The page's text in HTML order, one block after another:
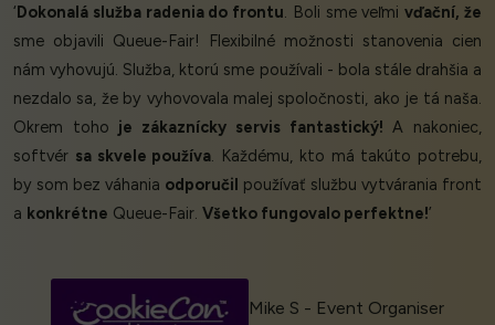
‘ Dokonalá služba radenia do frontu. Boli sme veľmivďační, že
sme objavili Queue-Fair! Flexibilné možnosti stanovenia cien
nám vyhovujú. Služba, ktorú sme používali - bola stále drahšia a
nezdalo sa, že by vyhovovala malej spoločnosti, ako je tá naša.
Okrem toho je zákaznícky servis fantastický! A nakoniec,
softvér sa skvele používa. Každému, kto má takúto potrebu,
by som bez váhania odporučil používať službu vytvárania front
a konkrétne Queue-Fair. Všetko fungovalo perfektne!’
Mike S - Event Organiser